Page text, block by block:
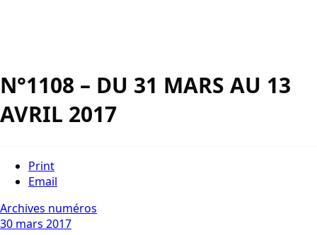
N°1108 – DU 31 MARS AU 13
AVRIL 2017
Print
Email
Archives numéros
30 mars 2017